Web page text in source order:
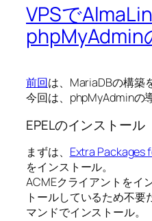
VPSで
phpMyAdmin
前回は、MariaDBの構築
今回は、phpMyAdminの
EPELのインストール
まずは、 Extra Packages
をインストール。
ACMEクライアントをイ
トールしているため不
マンドでインストール。